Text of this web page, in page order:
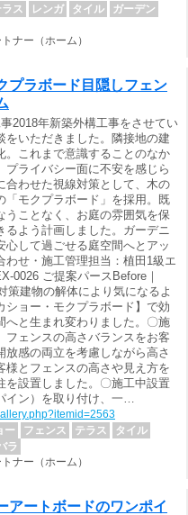
ラス レンガ タイル
ガーデン
ナー（ホーム）
プラボード目隠しフェン
2018年新築外構工事をさせてい
をいただきました。隣接地の建
。これまで意識することのなか
プライバシー面に不安を感じら
合わせた視線対策として、木の
「モクプラボード」を採用。既
うことなく、お庭の雰囲気を保
るよう計画しました。ガーデニ
心して過ごせる庭空間へとアッ
わせ・施工管理担当：植田1級エ
0026 ご提案パースBefore｜
策建物の解体により気になるよ
ショー・モクプラボード】で効
へと生まれ変わりました。〇施
ェンスの高さバランスをお客
感の両立を考慮しながら高さ
様とフェンスの高さや見え方を
を設置しました。〇施工中設置
イン）を取り付け、一…
ー フェンス テラス
タイル
ラ
ナー（ホーム）
アートボードのワンポイ